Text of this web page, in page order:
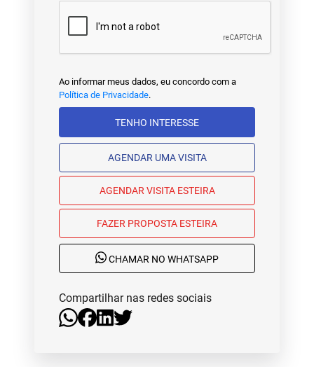
Ao informar meus dados, eu concordo com a
Política de Privacidade.
TENHO INTERESSE
AGENDAR UMA VISITA
AGENDAR VISITA ESTEIRA
FAZER PROPOSTA ESTEIRA
CHAMAR NO WHATSAPP
Compartilhar nas redes sociais